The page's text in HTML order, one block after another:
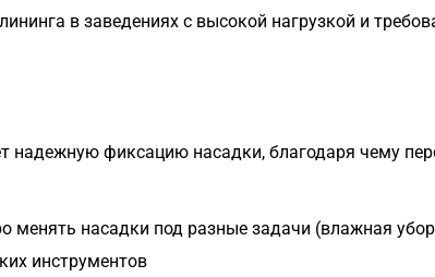
в заведениях с высокой нагрузкой и
надежную фиксацию насадки, благодаря чему
менять насадки под разные задачи (влажная
инструментов